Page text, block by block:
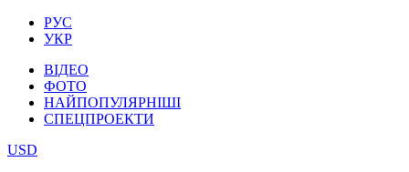
РУС
УКР
ВІДЕО
ФОТО
НАЙПОПУЛЯРНІШІ
СПЕЦПРОЕКТИ
USD